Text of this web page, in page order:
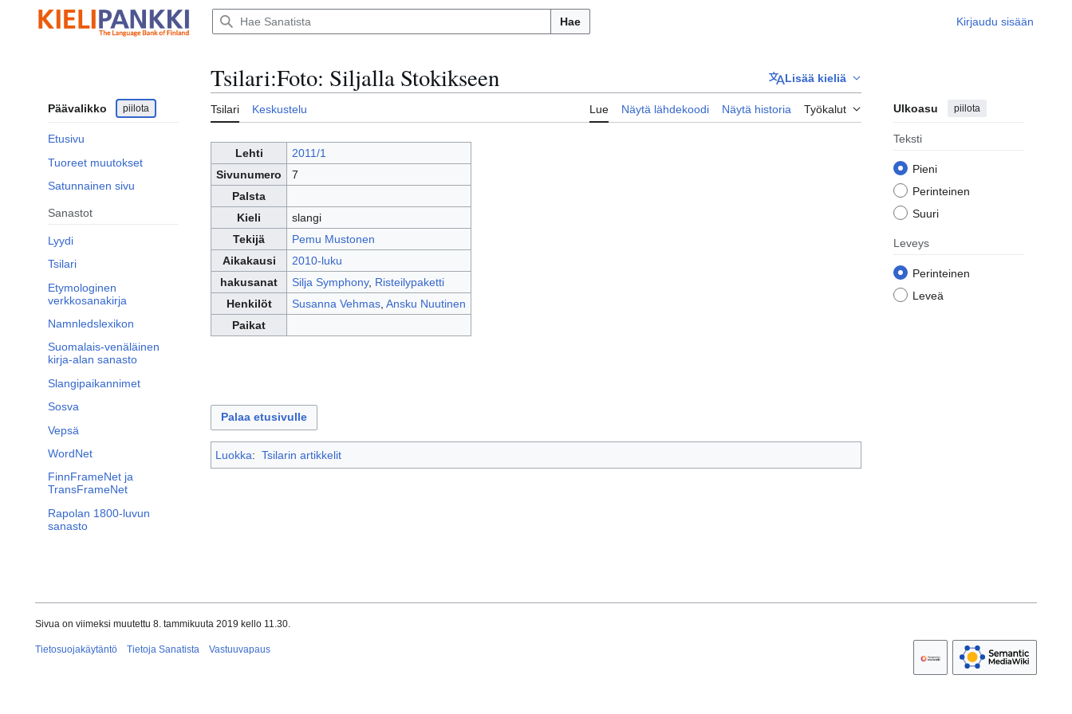
sisältöön
Hae Kirjaudu sisään
Päävalikko piilota
Etusivu
Tuoreet muutokset
Satunnainen sivu
Sanastot
Lyydi
Tsilari
Etymologinen
verkkosanakirja
Namnledslexikon
Suomalais-venäläinen
kirja-alan sanasto
Slangipaikannimet
Sosva
Vepsä
WordNet
FinnFrameNet ja
TransFrameNet
Rapolan 1800-luvun
sanasto
Tsilari:Foto: Siljalla Stokikseen Lisää kieliä
Tsilari Keskustelu Lue Näytä lähdekoodi Näytä historia Työkalut Ulkoasu piilota
Teksti
Pieni
Perinteinen
Suuri
Leveys
Perinteinen
Leveä
Lehti
2011/1
Sivunumero
7
Palsta
Kieli
slangi
Tekijä
Pemu Mustonen
Aikakausi
2010-luku
hakusanat
Silja Symphony, Risteilypaketti
Henkilöt
Susanna Vehmas, Ansku Nuutinen
Paikat
Palaa etusivulle
Luokka: Tsilarin artikkelit
Sivua on viimeksi muutettu 8. tammikuuta 2019 kello 11.30.
Tietosuojakäytäntö Tietoja Sanatista Vastuuvapaus